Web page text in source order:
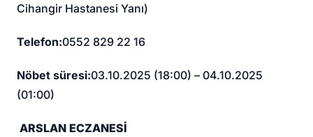
Cihangir Hastanesi Yanı)
Telefon:0552 829 22 16
Nöbet süresi:03.10.2025 (18:00) – 04.10.2025
(01:00)
ARSLAN ECZANESİ